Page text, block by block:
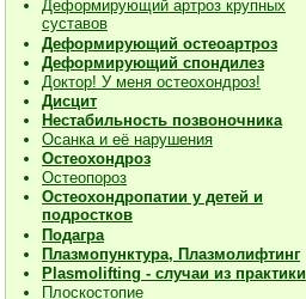
Деформирующий артроз крупных
суставов
Деформирующий остеоартроз
Деформирующий спондилез
Доктор! У меня остеохондроз!
Дисцит
Нестабильность позвоночника
Осанка и её нарушения
Остеохондроз
Остеопороз
Остеохондропатии у детей и
подростков
Подагра
Плазмопунктура, Плазмолифтинг
Plasmolifting - случаи из практики
Плоскостопие